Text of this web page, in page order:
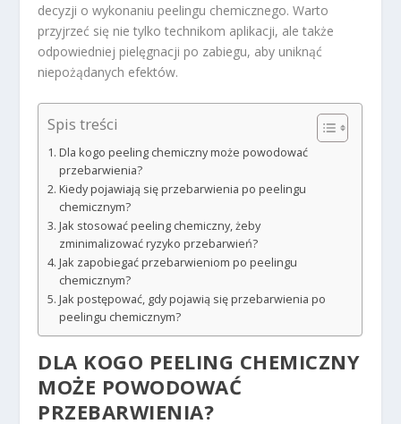
decyzji o wykonaniu peelingu chemicznego. Warto
przyjrzeć się nie tylko technikom aplikacji, ale także
odpowiedniej pielęgnacji po zabiegu, aby uniknąć
niepożądanych efektów.
Spis treści
Dla kogo peeling chemiczny może powodować
przebarwienia?
Kiedy pojawiają się przebarwienia po peelingu
chemicznym?
Jak stosować peeling chemiczny, żeby
zminimalizować ryzyko przebarwień?
Jak zapobiegać przebarwieniom po peelingu
chemicznym?
Jak postępować, gdy pojawią się przebarwienia po
peelingu chemicznym?
DLA KOGO PEELING CHEMICZNY
MOŻE POWODOWAĆ
PRZEBARWIENIA?